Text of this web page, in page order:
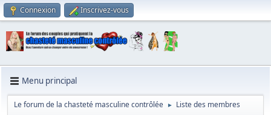
Connexion Inscrivez-vous
Menu principal
Le forum de la chasteté masculine contrôlée ► Liste des membres